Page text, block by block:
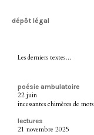
dépôt légal
Les derniers textes…
poésie ambulatoire
22 juin
incessantes chimères de mots
lectures
21 novembre 2025